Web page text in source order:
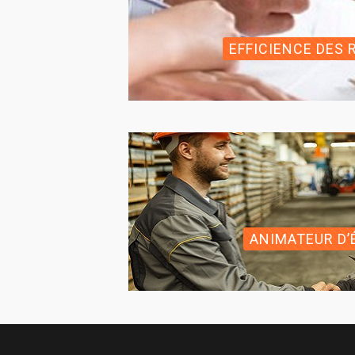
EFFICIENCE DES
ANIMATEUR